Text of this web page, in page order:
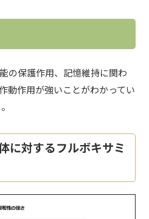
の保護作用、記憶維持に関わ
動作用が強いことがわかってい
に対するフルボキサミ